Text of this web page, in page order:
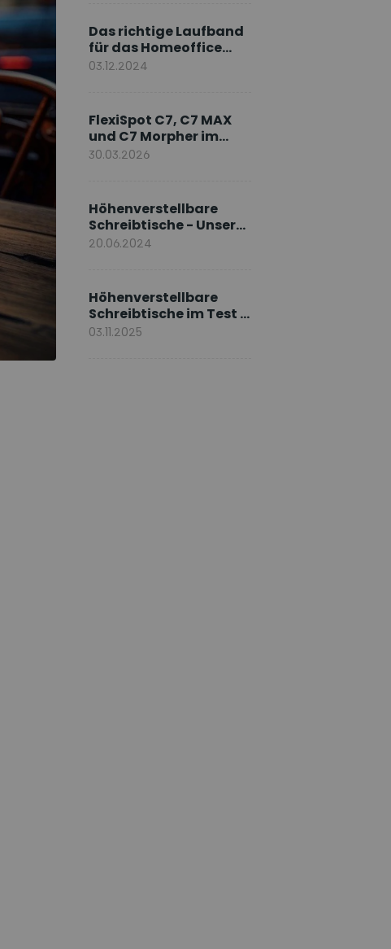
Das richtige Laufband
für das Homeoffice
wählen
03.12.2024
FlexiSpot C7, C7 MAX
und C7 Morpher im
Vergleich: Welches
30.03.2026
Höhenverstellbare
Schreibtische - Unsere
E7-Serie
20.06.2024
Höhenverstellbare
Schreibtische im Test –
Die besten Standing
03.11.2025